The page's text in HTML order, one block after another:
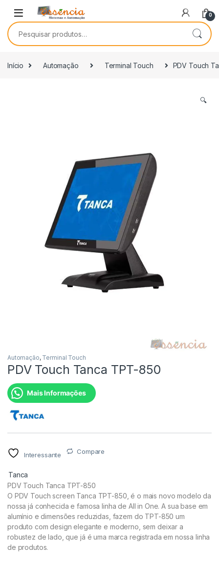
0
Início Automação Terminal Touch PDV Touch
🔍
Automação, Terminal Touch
PDV Touch Tanca TPT-850
Mais Informações
Interessante Compare
Tanca
PDV Touch Tanca TPT-850
O PDV Touch screen Tanca TPT-850, é o mais novo modelo da
nossa já conhecida e famosa linha de All in One. A sua base em
alumínio e dimensões reduzidas, fazem do TPT-850 um
produto com design elegante e moderno, sem deixar a
robustez de lado, que já é uma marca registrada em nossa linha
de produtos.